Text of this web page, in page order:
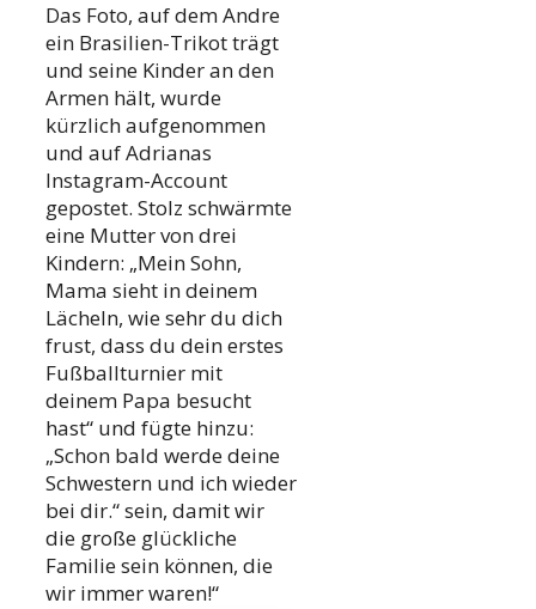
Das Foto, auf dem Andre
ein Brasilien-Trikot trägt
und seine Kinder an den
Armen hält, wurde
kürzlich aufgenommen
und auf Adrianas
Instagram-Account
gepostet. Stolz schwärmte
eine Mutter von drei
Kindern: „Mein Sohn,
Mama sieht in deinem
Lächeln, wie sehr du dich
frust, dass du dein erstes
Fußballturnier mit
deinem Papa besucht
hast“ und fügte hinzu:
„Schon bald werde deine
Schwestern und ich wieder
bei dir.“ sein, damit wir
die große glückliche
Familie sein können, die
wir immer waren!“